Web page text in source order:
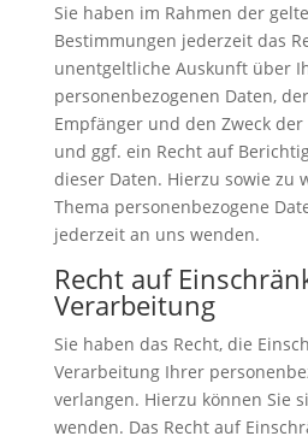
Sie haben im Rahmen der
Bestimmungen jederzeit das
unentgeltliche Auskunft über
personenbezogenen Daten,
Empfänger und den Zweck
und ggf. ein Recht auf
dieser Daten. Hierzu sowie zu
Thema personenbezogene
jederzeit an uns wenden.
Recht auf
Verarbeitung
Sie haben das Recht, die
Verarbeitung Ihrer
verlangen. Hierzu können Sie
wenden. Das Recht auf